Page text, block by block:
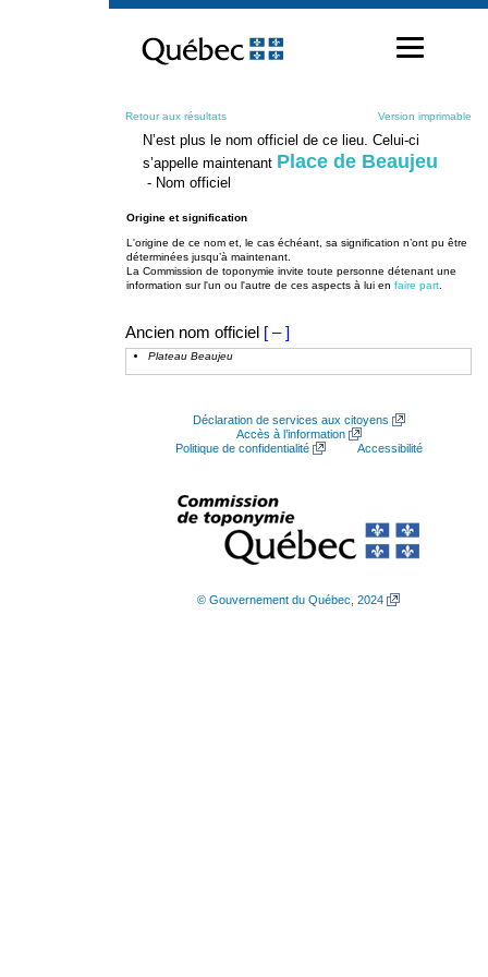
contenu
Retour aux résultats Version imprimable
N’est plus le nom officiel de ce lieu. Celui-ci
s’appelle maintenant Place de Beaujeu
- Nom officiel
Origine et signification
L'origine de ce nom et, le cas échéant, sa signification n’ont pu être
déterminées jusqu’à maintenant.
La Commission de toponymie invite toute personne détenant une
information sur l'un ou l'autre de ces aspects à lui en faire part
Ancien nom officiel [ – ]
Plateau Beaujeu
Déclaration de services aux citoyens
Accès à l’information
Politique de confidentialité
Accessibilité
© Gouvernement du Québec, 2024